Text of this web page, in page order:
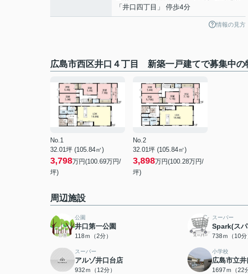
「井口四丁目」 停歩4分
情報の見方
広島市西区井口４丁目 新築一戸建てで募集中の
No.1
32.01坪 (105.84㎡)
3,798万円(100.69万円/
坪)
No.2
32.01坪 (105.84㎡)
3,898万円(100.28万円/
坪)
周辺施設
公園
井口第一公園
118ｍ（2分）
スーパー
Spark(ス
738ｍ（10分
スーパー
アルゾ井口台店
932ｍ（12分）
小学校
広島市立
1697ｍ（22